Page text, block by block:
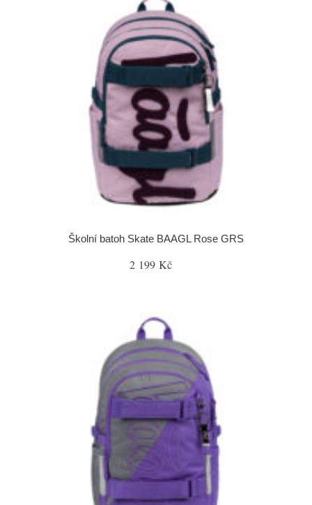
Školní batoh Skate BAAGL Rose GRS
2 199 Kč